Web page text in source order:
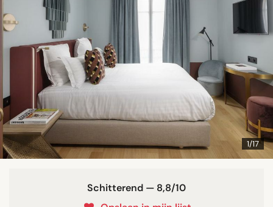
1/17
Schitterend — 8,8/10